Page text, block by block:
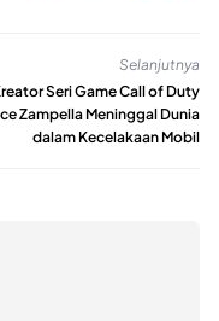
Selanjutnya
Seri Game Call of Duty
Zampella Meninggal Dunia
dalam Kecelakaan Mobil